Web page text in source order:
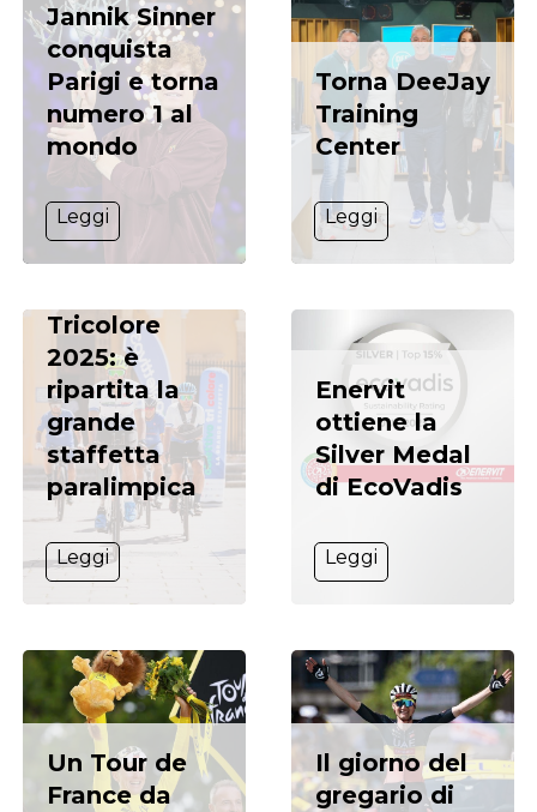
Jannik Sinner
conquista
Parigi e torna
numero 1 al
mondo
Leggi
Torna DeeJay
Training
Center
Leggi
Tricolore
2025: è
ripartita la
grande
staffetta
paralimpica
Leggi
Enervit
ottiene la
Silver Medal
di EcoVadis
Leggi
Un Tour de
France da
Il giorno del
gregario di